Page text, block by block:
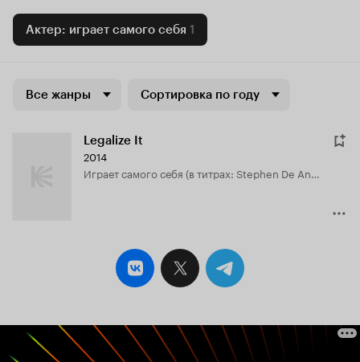
Актер: играет самого себя 1
Все жанры Сортировка по году
Legalize It
2014
играет самого себя (в титрах: Stephen De Angelo)